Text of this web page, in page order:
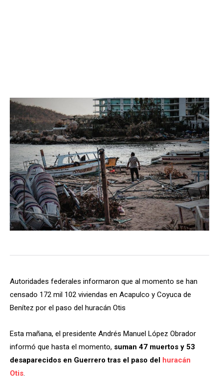
Autoridades federales informaron que al momento se han
censado 172 mil 102 viviendas en Acapulco y Coyuca de
Benítez por el paso del huracán Otis
Esta mañana, el presidente Andrés Manuel López Obrador
informó que hasta el momento, suman 47 muertos y 53
desaparecidos en Guerrero tras el paso del huracán
Otis.